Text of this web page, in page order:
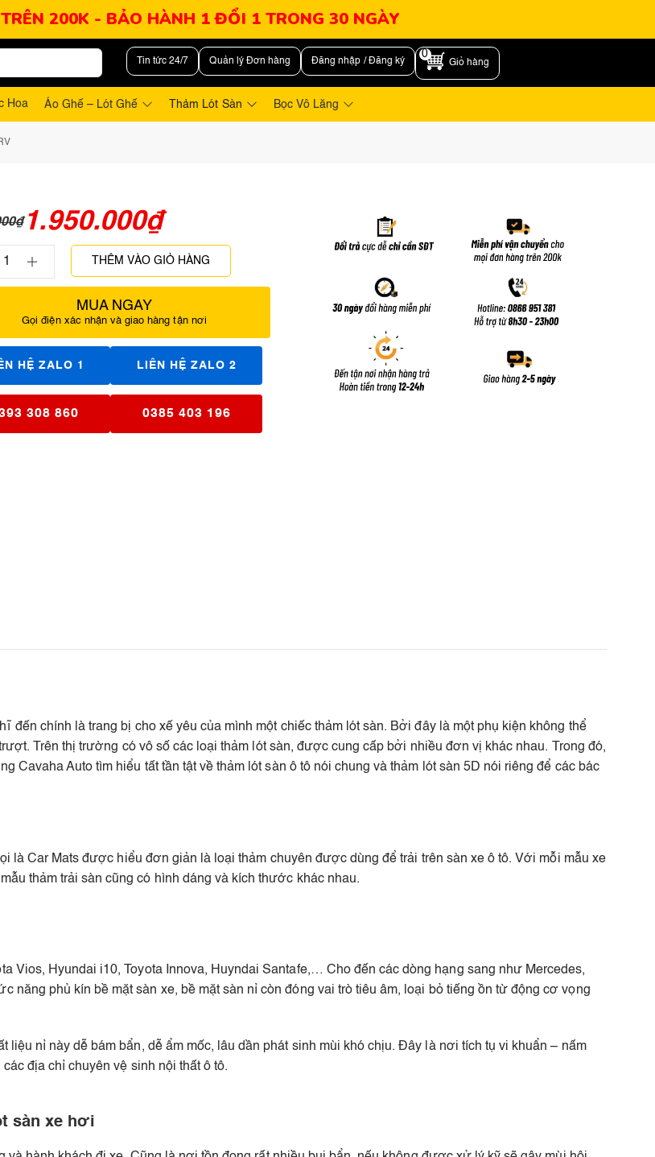
200K - BẢO HÀNH 1 ĐỔI 1 TRONG 30 NGÀY
Tin tức 24/7 Quản lý Đơn hàng Đăng nhập / Đăng ký
0
Giỏ hàng
Hoa Áo Ghế – Lót Ghế Thảm Lót Sàn Bọc Vô Lăng
₫1.950.000₫
THÊM VÀO GIỎ HÀNG
MUA NGAY
Gọi điện xác nhận và giao hàng tận nơi
HỆ ZALO 1 LIÊN HỆ ZALO 2
308 860 0385 403 196
đến chính là trang bị cho xế yêu của mình một chiếc thảm lót sàn. Bởi đây là một phụ kiện không thể
Trên thị trường có vô số các loại thảm lót sàn, được cung cấp bởi nhiều đơn vị khác nhau. Trong đó,
Cavaha Auto tìm hiểu tất tần tật về thảm lót sàn ô tô nói chung và thảm lót sàn 5D nói riêng để các bác
là Car Mats được hiểu đơn giản là loại thảm chuyên được dùng để trải trên sàn xe ô tô. Với mỗi mẫu xe
thảm trải sàn cũng có hình dáng và kích thước khác nhau.
Vios, Hyundai i10, Toyota Innova, Huyndai Santafe,… Cho đến các dòng hạng sang như Mercedes,
năng phủ kín bề mặt sàn xe, bề mặt sàn nỉ còn đóng vai trò tiêu âm, loại bỏ tiếng ồn từ động cơ vọng
nỉ này dễ bám bẩn, dễ ẩm mốc, lâu dần phát sinh mùi khó chịu. Đây là nơi tích tụ vi khuẩn – nấm
địa chỉ chuyên vệ sinh nội thất ô tô.
sàn xe hơi